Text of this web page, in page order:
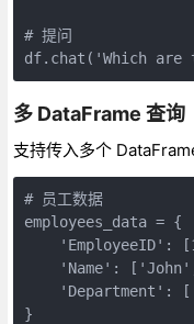
# 提问
多 DataFrame 查询
支持传入多个
# 员工数据
employees_data = {
'EmployeeID':
'Name':
'Department':
}